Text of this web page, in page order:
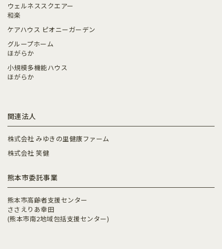
ウェルネススクエアー
和楽
ケアハウス ピオニーガーデン
グループホーム
ほがらか
小規模多機能ハウス
ほがらか
関連法人
株式会社 みゆきの里健康ファーム
株式会社 笑健
熊本市委託事業
熊本市高齢者支援センター
ささえりあ幸田
(熊本市南2地域包括支援センター)